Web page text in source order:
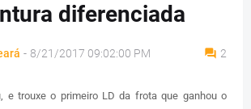
diferenciada
- 8/21/2017 09:02:00 PM 2
e trouxe o primeiro LD da frota que ganhou o